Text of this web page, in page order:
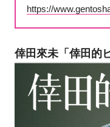
https://
倖田來未「倖田的